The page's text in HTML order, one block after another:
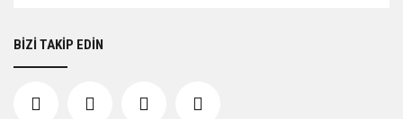
BİZİ TAKİP EDİN